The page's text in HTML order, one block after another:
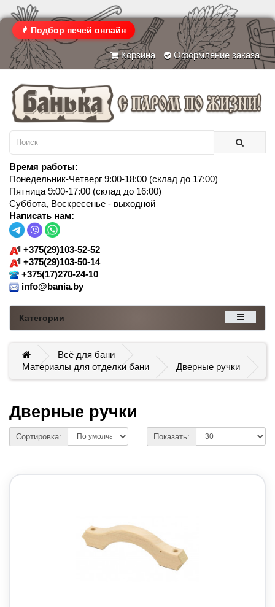
Подбор печей онлайн
Корзина Оформление заказа
Время работы:
Понедельник-Четверг 9:00-18:00 (склад до 17:00)
Пятница 9:00-17:00 (склад до 16:00)
Суббота, Воскресенье - выходной
Написать нам:
+375(29)103-52-52
+375(29)103-50-14
+375(17)270-24-10
info@bania.by
Категории
Всё для бани
Материалы для отделки бани
Дверные ручки
Дверные ручки
Сортировка: Показать: